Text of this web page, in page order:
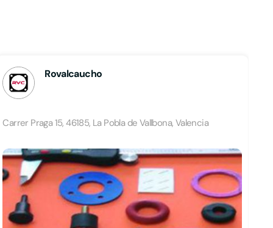
Rovalcaucho
Carrer Praga 15, 46185, La Pobla de Vallbona, Valencia